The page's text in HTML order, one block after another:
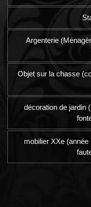
Argenterie
Objet sur la chasse
décoration de jardin
mobilier XXe